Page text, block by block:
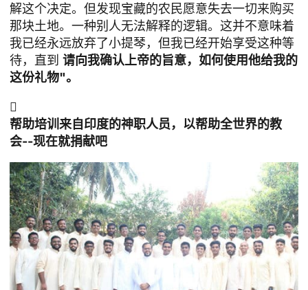
解这个决定。但发现宝藏的农民愿意失去一切来购买
那块土地。一种别人无法解释的逻辑。这并不意味着
我已经永远放弃了小提琴，但我已经开始享受这种等
待，直到 请向我确认上帝的旨意，如何使用他给我的
这份礼物"。

帮助培训来自印度的神职人员，以帮助全世界的教
会--现在就捐献吧